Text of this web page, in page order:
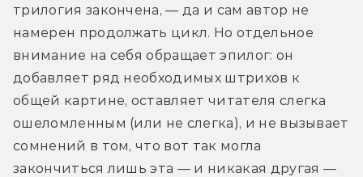
трилогия закончена, — да и сам автор не
намерен продолжать цикл. Но отдельное
внимание на себя обращает эпилог: он
добавляет ряд необходимых штрихов к
общей картине, оставляет читателя слегка
ошеломленным (или не слегка), и не вызывает
сомнений в том, что вот так могла
закончиться лишь эта — и никакая другая —